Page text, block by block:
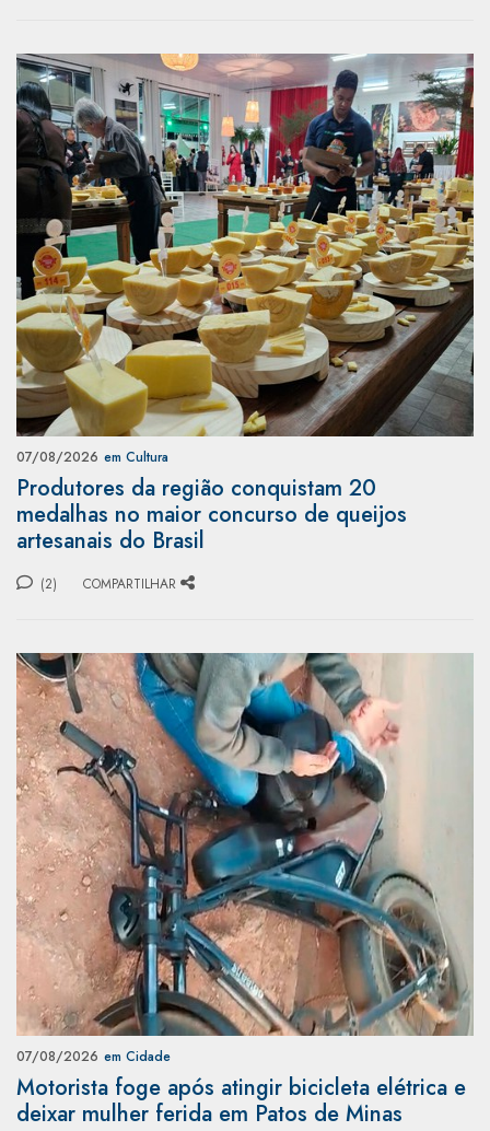
07/08/2026 em Cultura
Produtores da região conquistam 20
medalhas no maior concurso de queijos
artesanais do Brasil
(2) COMPARTILHAR
07/08/2026 em Cidade
Motorista foge após atingir bicicleta elétrica e
deixar mulher ferida em Patos de Minas